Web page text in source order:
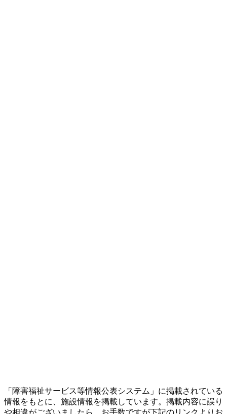
「障害福祉サービス等情報公表システム」に掲載されている
情報をもとに、施設情報を掲載しています。掲載内容に誤り
や相違がございましたら、お手数ですが下記のリンクよりお